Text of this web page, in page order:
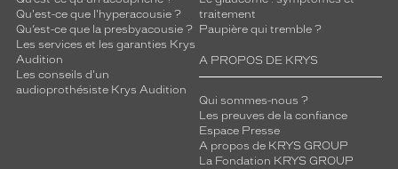
Qu'est-ce que l'hyperacousie ?
Qu’est-ce que la presbyacousie ?
Les services et les garanties Krys
Audition
Les conseils d'un
audioprothésiste Krys Audition
traitement
Paupière qui tremble ?
A PROPOS DE KRYS
Qui sommes-nous ?
Les preuves de la confiance
Espace Presse
A propos de KRYS GROUP
La Fondation KRYS GROUP